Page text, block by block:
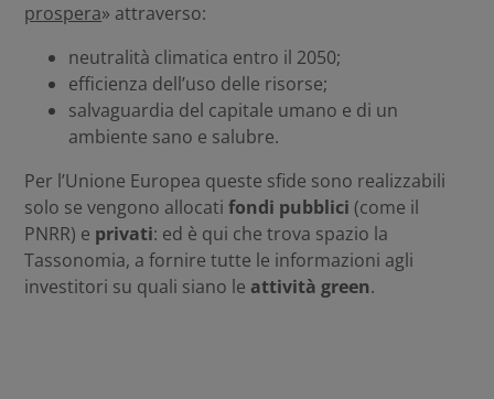
prospera» attraverso:
neutralità climatica entro il 2050;
efficienza dell’uso delle risorse;
salvaguardia del capitale umano e di un
ambiente sano e salubre.
Per l’Unione Europea queste sfide sono realizzabili
solo se vengono allocatifondi pubblici (come il
PNRR) e privati: ed è qui che trova spazio la
Tassonomia, a fornire tutte le informazioni agli
investitori su quali siano le attività green.